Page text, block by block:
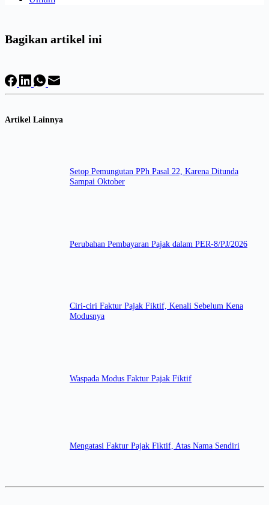
Bagikan artikel ini
Artikel Lainnya
Setop Pemungutan PPh Pasal 22, Karena Ditunda
Sampai Oktober
Perubahan Pembayaran Pajak dalam PER-8/PJ/2026
Ciri-ciri Faktur Pajak Fiktif, Kenali Sebelum Kena
Modusnya
Waspada Modus Faktur Pajak Fiktif
Mengatasi Faktur Pajak Fiktif, Atas Nama Sendiri